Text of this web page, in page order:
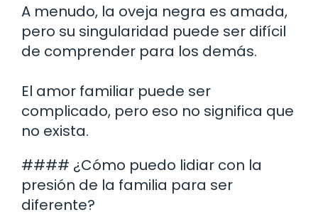
A menudo, la oveja negra es amada,
pero su singularidad puede ser difícil
de comprender para los demás.
El amor familiar puede ser
complicado, pero eso no significa que
no exista.
#### ¿Cómo puedo lidiar con la
presión de la familia para ser
diferente?